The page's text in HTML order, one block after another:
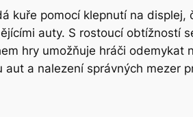
kuře pomocí klepnutí na
auty. S rostoucí obtížností
hry umožňuje hráči odemykat
a nalezení správných mezer